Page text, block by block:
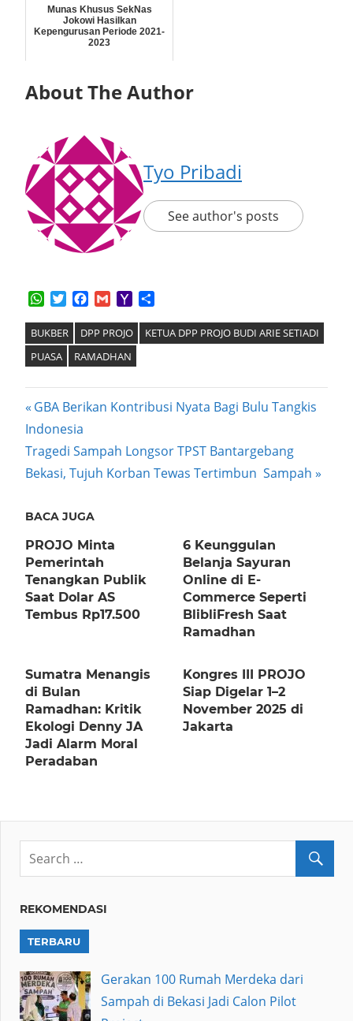
Munas Khusus SekNas
Jokowi Hasilkan
Kepengurusan Periode 2021-
2023
About The Author
Tyo Pribadi
See author's posts
WhatsApp
TwitterFacebook
GmailYahoo
BUKBER DPP PROJO
KETUA DPP PROJO BUDI ARIE SETIADI
PUASA
RAMADHAN
Post
navigation
Previous
Post:
GBA Berikan Kontribusi Nyata Bagi Bulu Tangkis
Indonesia
Next
Post:
Tragedi Sampah Longsor TPST Bantargebang
Bekasi, Tujuh Korban Tewas Tertimbun Sampah
BACA JUGA
PROJO Minta
Pemerintah
Tenangkan Publik
Saat Dolar AS
Tembus Rp17.500
6 Keunggulan
Belanja Sayuran
Online di E-
Commerce Seperti
BlibliFresh Saat
Ramadhan
Sumatra Menangis
di Bulan
Ramadhan: Kritik
Ekologi Denny JA
Jadi Alarm Moral
Peradaban
Kongres III PROJO
Siap Digelar 1–2
November 2025 di
Jakarta
REKOMENDASI
TERBARU
Gerakan 100 Rumah Merdeka dari
Sampah di Bekasi Jadi Calon Pilot